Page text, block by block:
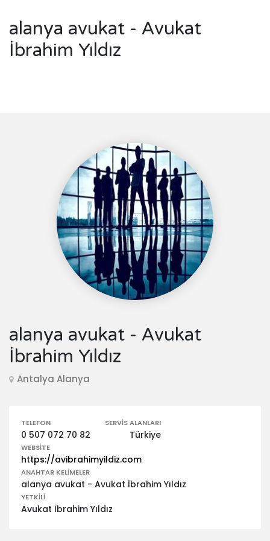
alanya avukat - Avukat
İbrahim Yıldız
alanya avukat - Avukat
İbrahim Yıldız
Antalya Alanya
TELEFON
0 507 072 70 82
SERVIS ALANLARI
Türkiye
WEBSITE
https://avibrahimyildiz.com
ANAHTAR KELIMELER
alanya avukat - Avukat İbrahim Yıldız
YETKILI
Avukat İbrahim Yıldız